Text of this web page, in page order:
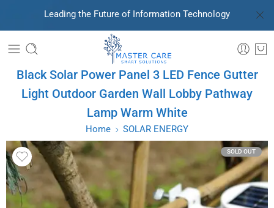
Leading the Future of Information Technology
Black Solar Power Panel 3 LED Fence Gutter
Light Outdoor Garden Wall Lobby Pathway
Lamp Warm White
Home SOLAR ENERGY
SOLD OUT